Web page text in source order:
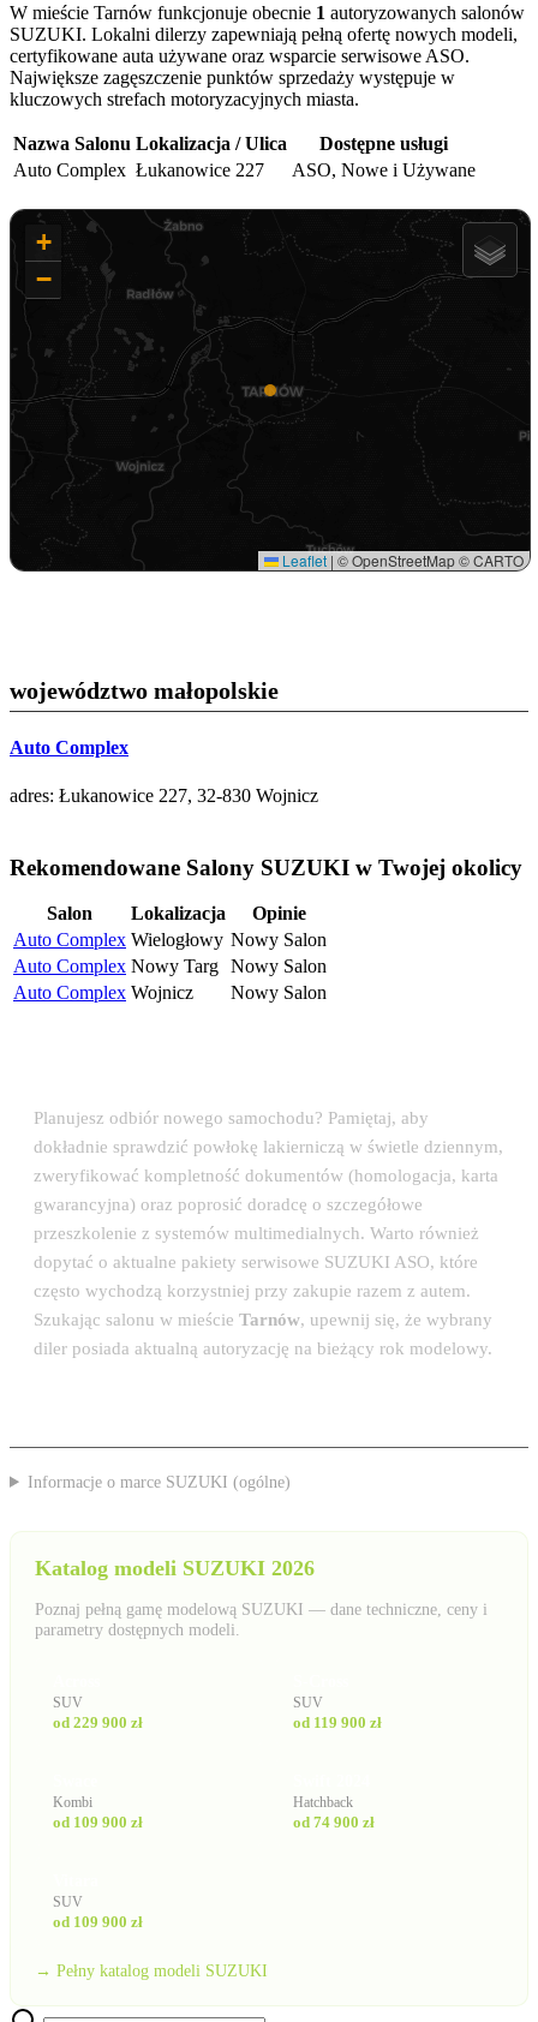
W mieście Tarnów funkcjonuje obecnie 1 autoryzowanych salonów
SUZUKI. Lokalni dilerzy zapewniają pełną ofertę nowych modeli,
certyfikowane auta używane oraz wsparcie serwisowe ASO.
Największe zagęszczenie punktów sprzedaży występuje w
kluczowych strefach motoryzacyjnych miasta.
Nazwa Salonu Lokalizacja / Ulica
Dostępne usługi
Auto Complex Łukanowice 227 ASO, Nowe i Używane
+
−
Leaflet | © OpenStreetMap © CARTO
województwo małopolskie
Auto Complex
adres: Łukanowice 227, 32-830 Wojnicz
Rekomendowane Salony SUZUKI w Twojej okolicy
Salon Lokalizacja
Opinie
Auto Complex Wielogłowy Nowy Salon
Auto Complex Nowy Targ Nowy Salon
Auto Complex Wojnicz Nowy Salon
Planujesz odbiór nowego samochodu? Pamiętaj, aby
dokładnie sprawdzić powłokę lakierniczą w świetle dziennym,
zweryfikować kompletność dokumentów (homologacja, karta
gwarancyjna) oraz poprosić doradcę o szczegółowe
przeszkolenie z systemów multimedialnych. Warto również
dopytać o aktualne pakiety serwisowe SUZUKI ASO, które
często wychodzą korzystniej przy zakupie razem z autem.
Szukając salonu w mieście Tarnów, upewnij się, że wybrany
diler posiada aktualną autoryzację na bieżący rok modelowy.
Informacje o marce SUZUKI (ogólne)
Katalog modeli SUZUKI 2026
Poznaj pełną gamę modelową SUZUKI — dane techniczne, ceny i
parametry dostępnych modeli.
SUV
od 229 900 zł
SUV
od 119 900 zł
Kombi
od 109 900 zł
Hatchback
od 74 900 zł
SUV
od 109 900 zł
→ Pełny katalog modeli SUZUKI